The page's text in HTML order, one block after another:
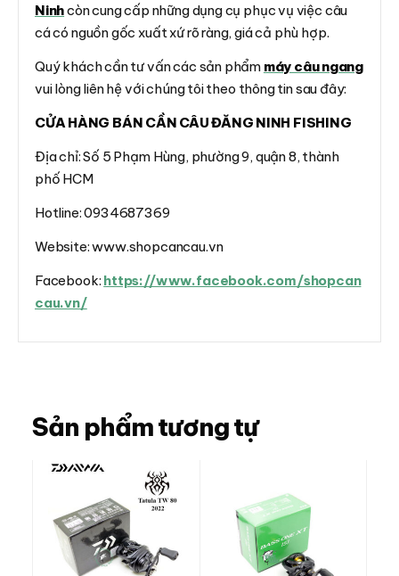
Ninhcòn cung cấp những dụng cụ phục vụ việc câu
cá có nguồn gốc xuất xứ rõ ràng, giá cả phù hợp.
Quý khách cần tư vấn các sản phẩm máy câu ngang
vui lòng liên hệ với chúng tôi theo thông tin sau đây:
CỬA HÀNG BÁN CẦN CÂU ĐĂNG NINH FISHING
Địa chỉ: Số 5 Phạm Hùng, phường 9, quận 8, thành
phố HCM
Hotline: 0934687369
Website: www.shopcancau.vn
Facebook: https://www.facebook.com/shopcan
cau.vn/
Sản phẩm tương tự